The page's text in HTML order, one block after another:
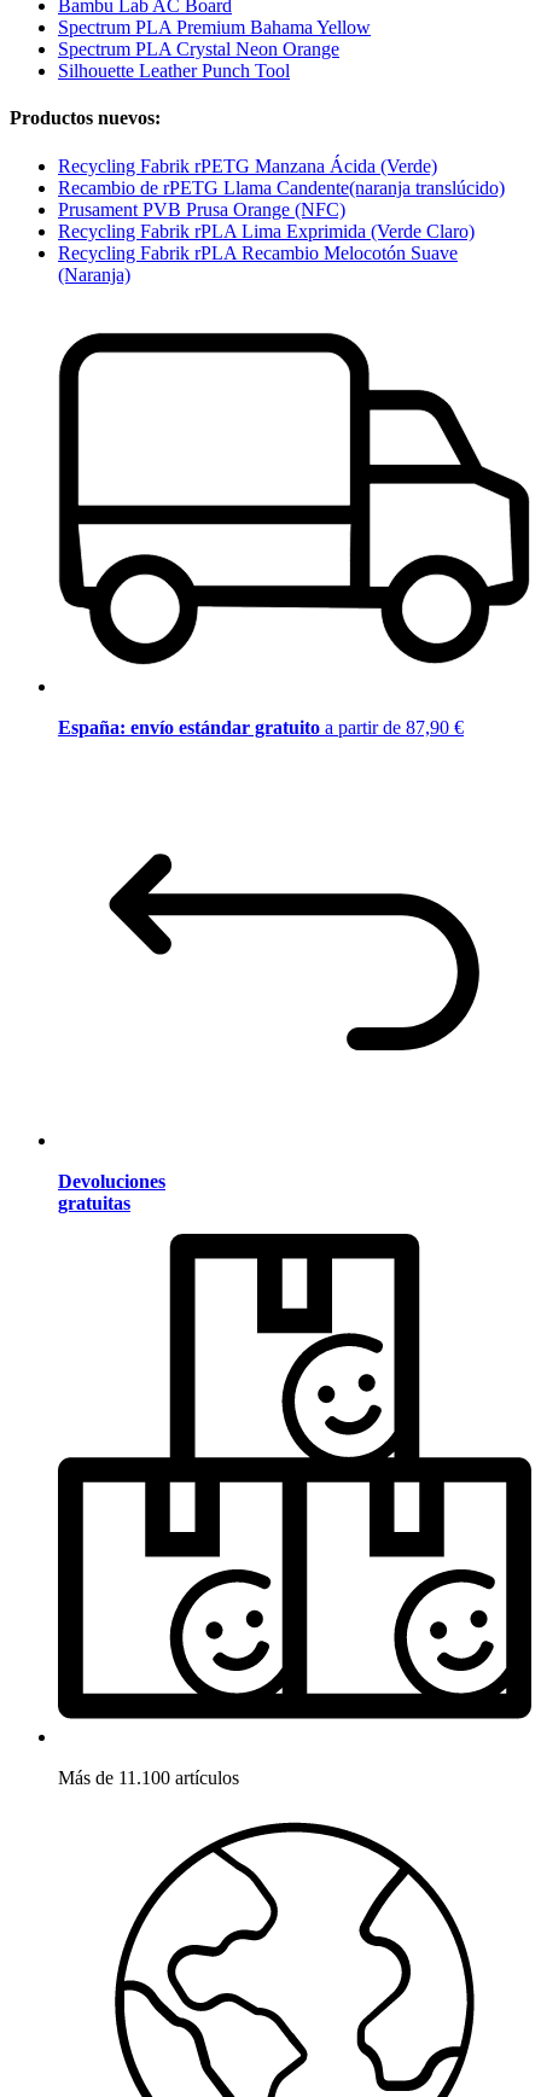
Bambu Lab AC Board
Spectrum PLA Premium Bahama Yellow
Spectrum PLA Crystal Neon Orange
Silhouette Leather Punch Tool
Productos nuevos:
Recycling Fabrik rPETG Manzana Ácida (Verde)
Recambio de rPETG Llama Candente(naranja translúcido)
Prusament PVB Prusa Orange (NFC)
Recycling Fabrik rPLA Lima Exprimida (Verde Claro)
Recycling Fabrik rPLA Recambio Melocotón Suave
(Naranja)
España: envío estándar gratuito a partir de 87,90 €
Devoluciones
gratuitas
Más de 11.100 artículos